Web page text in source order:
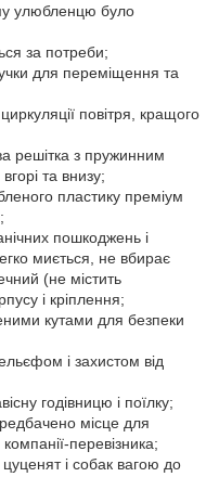
улюбленцю було
за потреби;
для переміщення та
повітря, кращого
решітка з пружинним
та внизу;
пластику преміум
пошкоджень і
миється, не вбирає
(не містить
і кріплення;
кутами для безпеки
і захистом від
годівницю і поїлку;
місце для
перевізника;
і собак вагою до